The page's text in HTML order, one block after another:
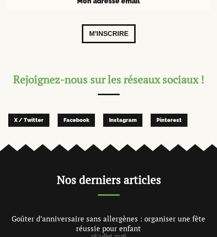
M'INSCRIRE
Rejoignez-nous sur les réseaux sociaux !
X / Twitter Facebook Instagram Pinterest
Nos derniers articles
Goûter d’anniversaire sans allergènes : organiser une fête
réussie pour enfant